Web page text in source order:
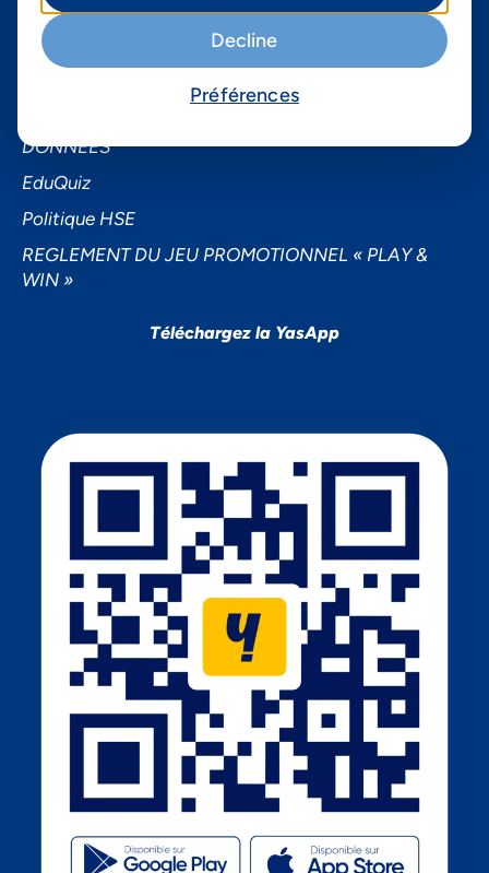
Conditions générales d’utilisation
Demande de sponsoring
Demande de données personnelles
DONNEES
EduQuiz
Politique HSE
REGLEMENT DU JEU PROMOTIONNEL « PLAY &
WIN »
Téléchargez la YasApp
Decline
Préférences